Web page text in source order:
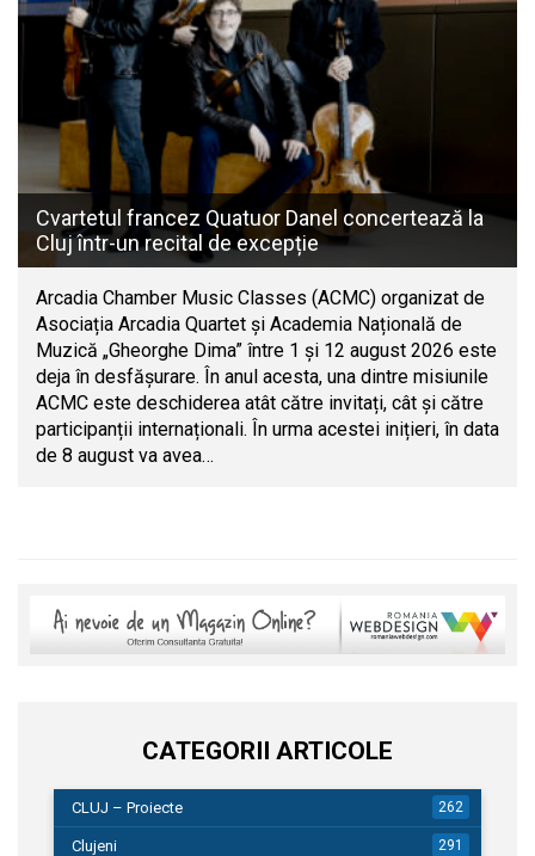
Cvartetul francez Quatuor Danel concertează la
Cluj într-un recital de excepție
Arcadia Chamber Music Classes (ACMC) organizat de
Asociația Arcadia Quartet și Academia Națională de
Muzică „Gheorghe Dima” între 1 și 12 august 2026 este
deja în desfășurare. În anul acesta, una dintre misiunile
ACMC este deschiderea atât către invitați, cât și către
participanții internaționali. În urma acestei inițieri, în data
de 8 august va avea…
CATEGORII ARTICOLE
CLUJ – Proiecte 262
Clujeni 291